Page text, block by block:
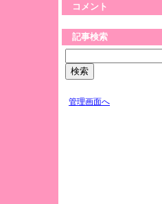
コメント
記事検索
管理画面へ